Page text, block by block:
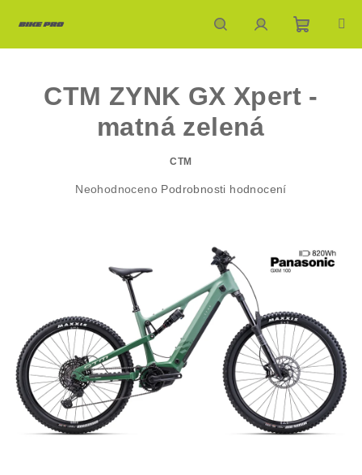
HledatPřihlášeníNákupní
košík
CTM ZYNK GX Xpert -
matná zelená
CTM
Průměrné
hvězdiček.
Neohodnoceno Podrobnosti hodnocení